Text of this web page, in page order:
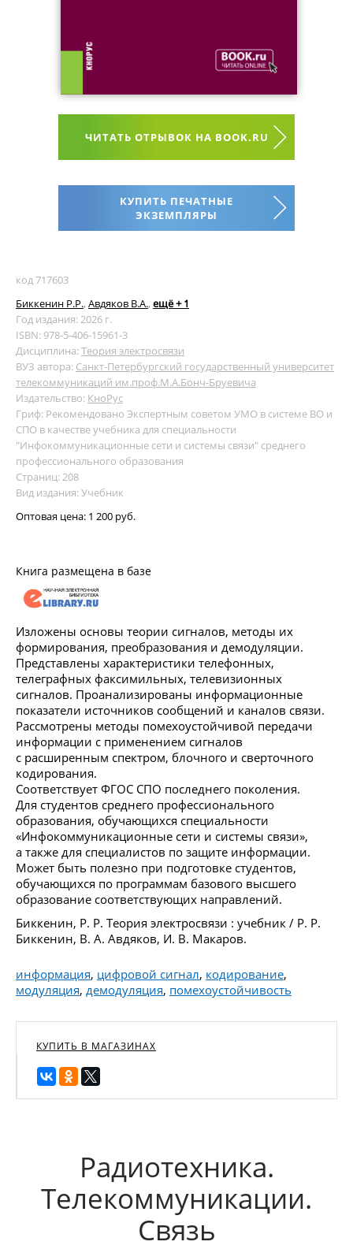
ЧИТАТЬ ОТРЫВОК НА BOOK.RU
КУПИТЬ ПЕЧАТНЫЕ
ЭКЗЕМПЛЯРЫ
код 717603
Биккенин Р.Р., Авдяков В.А., ещё + 1
Год издания: 2026 г.
ISBN: 978-5-406-15961-3
Дисциплина:Теория электросвязи
ВУЗ автора: Санкт-Петербургский государственный университет
телекоммуникаций им.проф.М.А.Бонч-Бруевича
Издательство: КноРус
Гриф: Рекомендовано Экспертным советом УМО в системе ВО и
СПО в качестве учебника для специальности
"Инфокоммуникационные сети и системы связи" среднего
профессионального образования
Страниц: 208
Вид издания: Учебник
Оптовая цена: 1 200 руб.
Книга размещена в базе
Изложены основы теории сигналов, методы их
формирования, преобразования и демодуляции.
Представлены характеристики телефонных,
телеграфных факсимильных, телевизионных
сигналов. Проанализированы информационные
показатели источников сообщений и каналов связи.
Рассмотрены методы помехоустойчивой передачи
информации с применением сигналов
с расширенным спектром, блочного и сверточного
кодирования.
Соответствует ФГОС СПО последнего поколения.
Для студентов среднего профессионального
образования, обучающихся специальности
«Инфокоммуникационные сети и системы связи»,
а также для специалистов по защите информации.
Может быть полезно при подготовке студентов,
обучающихся по программам базового высшего
образование соответствующих направлений.
Биккенин, Р. Р. Теория электросвязи : учебник / Р. Р.
Биккенин, В. А. Авдяков, И. В. Макаров.
информация, цифровой сигнал, кодирование,
модуляция, демодуляция, помехоустойчивость
КУПИТЬ В МАГАЗИНАХ
Радиотехника.
Телекоммуникации.
Связь